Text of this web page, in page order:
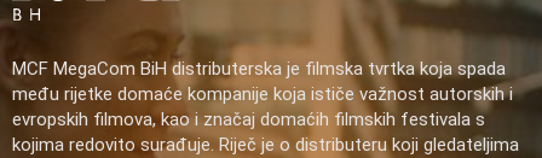
MCF MegaCom BiH distributerska je filmska tvrtka koja spada
među rijetke domaće kompanije koja ističe važnost autorskih i
evropskih filmova, kao i značaj domaćih filmskih festivala s
kojima redovito surađuje. Riječ je o distributeru koji gledateljima